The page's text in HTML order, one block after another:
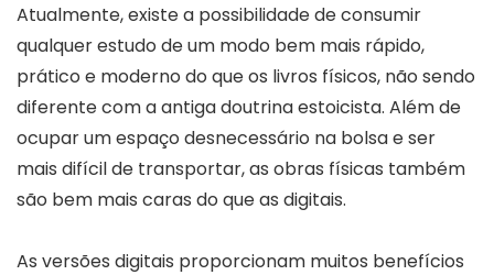
Atualmente, existe a possibilidade de consumir
qualquer estudo de um modo bem mais rápido,
prático e moderno do que os livros físicos, não sendo
diferente com a antiga doutrina estoicista. Além de
ocupar um espaço desnecessário na bolsa e ser
mais difícil de transportar, as obras físicas também
são bem mais caras do que as digitais.
As versões digitais proporcionam muitos benefícios